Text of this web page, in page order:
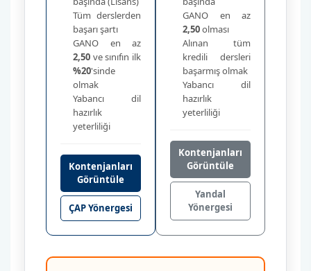
Tüm derslerden
başarı şartı
GANO en az
2,50 ve sınıfın ilk
%20'sinde
olmak
Yabancı dil
hazırlık
yeterliliği
Kontenjanları
Görüntüle
ÇAP Yönergesi
GANO en az
2,50olması
Alınan tüm
kredili dersleri
başarmış olmak
Yabancı dil
hazırlık
yeterliliği
Kontenjanları
Görüntüle
Yandal
Yönergesi